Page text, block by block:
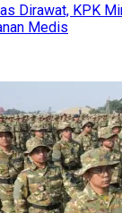
Dirawat, KPK
Medis